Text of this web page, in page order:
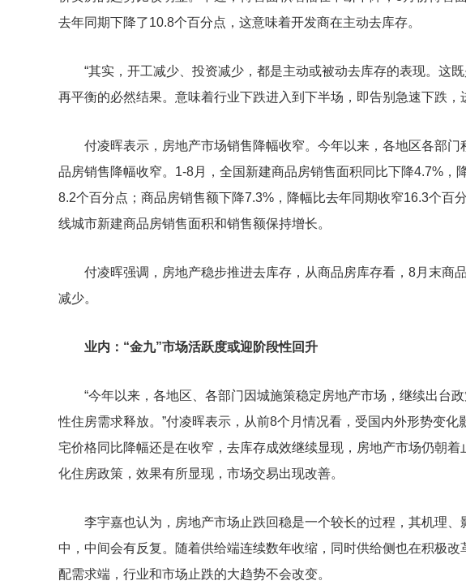
去年同期下降了10.8个百分点，这意味着开发商在主动去库存。
“其实，开工减少、投资减少，都是主动或被动去库存的表现。这
再平衡的必然结果。意味着行业下跌进入到下半场，即告别急速下跌，
付凌晖表示，房地产市场销售降幅收窄。今年以来，各地区各部
品房销售降幅收窄。1-8月，全国新建商品房销售面积同比下降4.7%，
8.2个百分点；商品房销售额下降7.3%，降幅比去年同期收窄16.3个百
线城市新建商品房销售面积和销售额保持增长。
付凌晖强调，房地产稳步推进去库存，从商品房库存看，8月末商
减少。
业内：“金九”市场活跃度或迎阶段性回升
“今年以来，各地区、各部门因城施策稳定房地产市场，继续出台
性住房需求释放。”付凌晖表示，从前8个月情况看，受国内外形势变
宅价格同比降幅还是在收窄，去库存成效继续显现，房地产市场仍朝
化住房政策，效果有所显现，市场交易出现改善。
李宇嘉也认为，房地产市场止跌回稳是一个较长的过程，其机理
中，中间会有反复。随着供给端连续数年收缩，同时供给侧也在积极
配需求端，行业和市场止跌的大趋势不会改变。